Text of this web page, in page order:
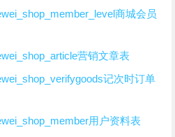
商城会员
营销文章表
记次时订单
用户资料表